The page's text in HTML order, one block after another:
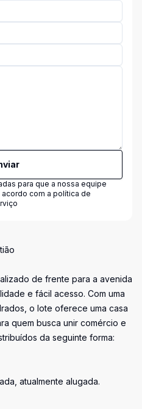
para que a nossa equipe
com a política de
de frente para a avenida
e fácil acesso. Com uma
o lote oferece uma casa
quem busca unir comércio e
da seguinte forma:
atualmente alugada.